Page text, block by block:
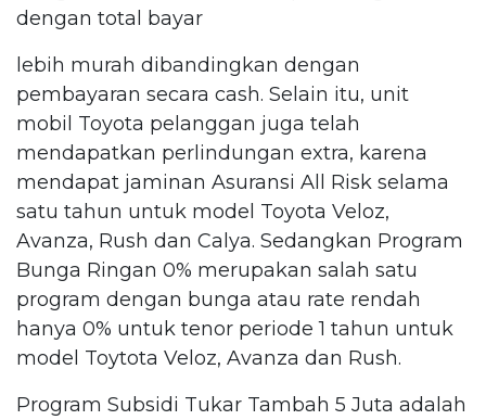
dengan total bayar
lebih murah dibandingkan dengan
pembayaran secara cash. Selain itu, unit
mobil Toyota pelanggan juga telah
mendapatkan perlindungan extra, karena
mendapat jaminan Asuransi All Risk selama
satu tahun untuk model Toyota Veloz,
Avanza, Rush dan Calya. Sedangkan Program
Bunga Ringan 0% merupakan salah satu
program dengan bunga atau rate rendah
hanya 0% untuk tenor periode 1 tahun untuk
model Toytota Veloz, Avanza dan Rush.
Program Subsidi Tukar Tambah 5 Juta adalah